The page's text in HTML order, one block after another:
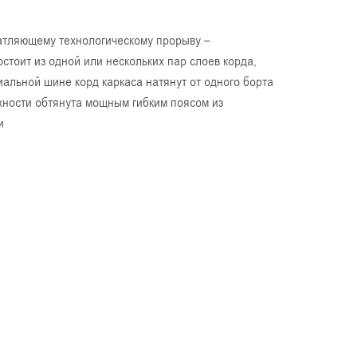
технологическому прорыву –
из одной или нескольких пар слоев корда,
шине корд каркаса натянут от одного борта
обтянута мощным гибким поясом из